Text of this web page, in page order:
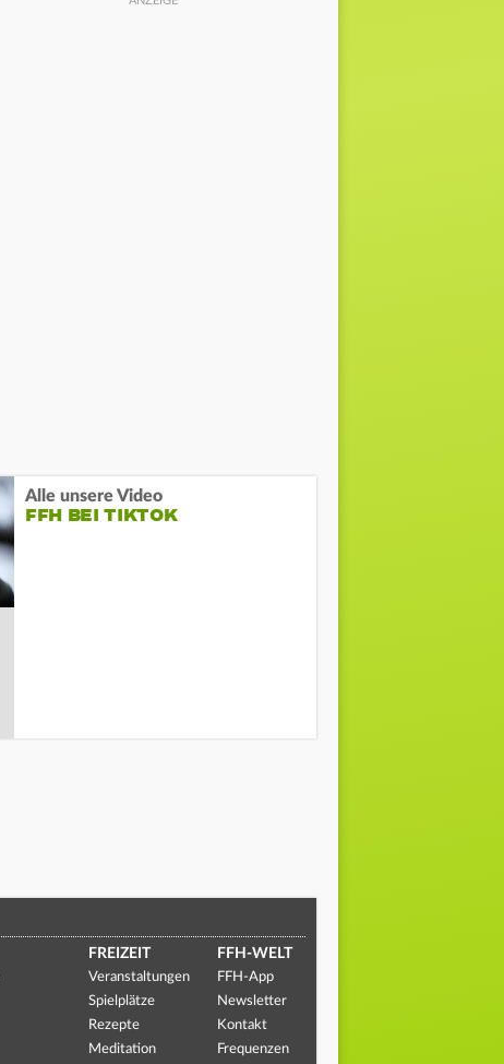
Alle unsere Video
FFH BEI TIKTOK
FREIZEIT
Veranstaltungen
Spielplätze
Rezepte
Meditation
FFH-WELT
FFH-App
Newsletter
Kontakt
Frequenzen